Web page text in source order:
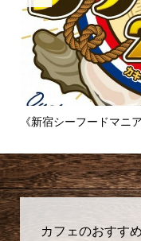
《新宿シーフードマニ
カフェのおすす